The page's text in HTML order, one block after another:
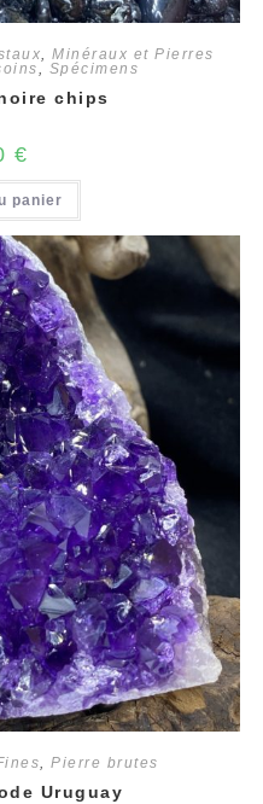
, Minéraux et Pierres
, Spécimens
chips
€
panier
, Pierre brutes
Uruguay